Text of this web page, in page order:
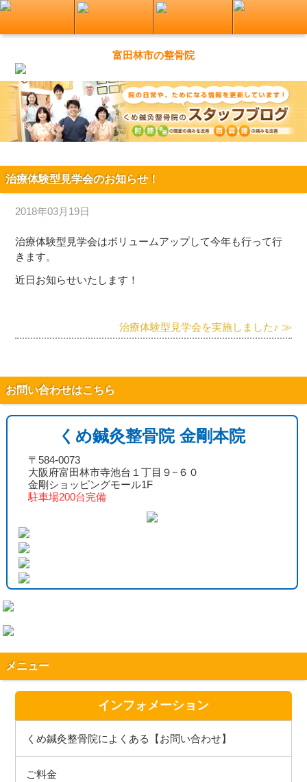
富田林市の整骨院
治療体験型見学会のお知らせ！
2018年03月19日
治療体験型見学会はボリュームアップして今年も行って行
きます。
近日お知らせいたします！
治療体験型見学会を実施しました♪ ≫
お問い合わせはこちら
くめ鍼灸整骨院 金剛本院
〒584-0073
大阪府富田林市寺池台１丁目９−６０
金剛ショッピングモール1F
駐車場200台完備
メニュー
インフォメーション
くめ鍼灸整骨院によくある【お問い合わせ】
ご料金